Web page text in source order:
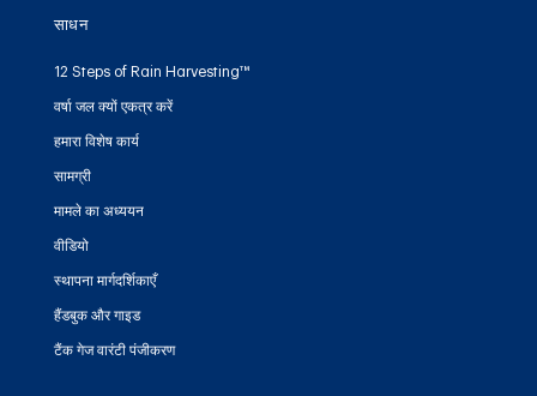
साधन
12 Steps of Rain Harvesting™
वर्षा जल क्यों एकत्र करें
हमारा विशेष कार्य
सामग्री
मामले का अध्ययन
वीडियो
स्थापना मार्गदर्शिकाएँ
हैंडबुक और गाइड
टैंक गेज वारंटी पंजीकरण